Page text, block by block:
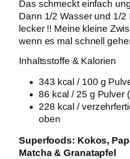
Das schmeckt einfach
Dann 1/2 Wasser und 1/2
lecker !! Meine kleine
wenn es mal schnell
Inhaltsstoffe & Kalorien
343 kcal / 100 g
86 kcal / 25 g Pulver
228 kcal /
oben
Superfoods: Kokos,
Matcha & Granatapfel